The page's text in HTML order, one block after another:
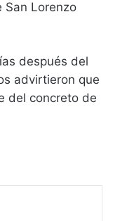
San Lorenzo
después del
advirtieron que
del concreto de